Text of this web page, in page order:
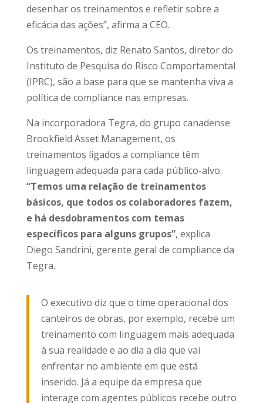
desenhar os treinamentos e refletir sobre a
eficácia das ações”, afirma a CEO.
Os treinamentos, diz Renato Santos, diretor do
Instituto de Pesquisa do Risco Comportamental
(IPRC), são a base para que se mantenha viva a
política de compliance nas empresas.
Na incorporadora Tegra, do grupo canadense
Brookfield Asset Management, os
treinamentos ligados a compliance têm
linguagem adequada para cada público-alvo.
“Temos uma relação de treinamentos
básicos, que todos os colaboradores fazem,
e há desdobramentos com temas
específicos para alguns grupos”, explica
Diego Sandrini, gerente geral de compliance da
Tegra.
O executivo diz que o time operacional dos
canteiros de obras, por exemplo, recebe um
treinamento com linguagem mais adequada
à sua realidade e ao dia a dia que vai
enfrentar no ambiente em que está
inserido. Já a equipe da empresa que
interage com agentes públicos recebe outro